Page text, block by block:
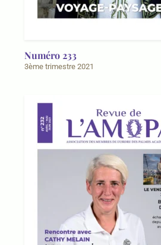
Numéro 233
3ème trimestre 2021